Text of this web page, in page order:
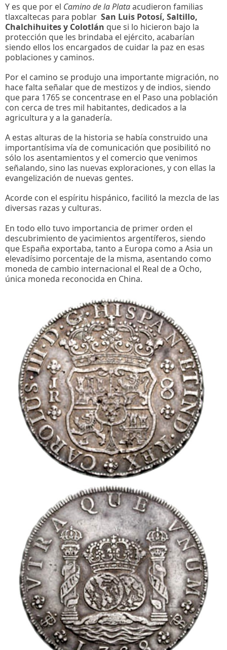
Y es que por el Camino de la Plataacudieron familias
tlaxcaltecas para poblar San Luis Potosí, Saltillo,
Chalchihuites y Colotlán que si lo hicieron bajo la
protección que les brindaba el ejército, acabarían
siendo ellos los encargados de cuidar la paz en esas
poblaciones y caminos.
Por el camino se produjo una importante migración, no
hace falta señalar que de mestizos y de indios, siendo
que para 1765 se concentrase en el Paso una población
con cerca de tres mil habitantes, dedicados a la
agricultura y a la ganadería.
A estas alturas de la historia se había construido una
importantísima vía de comunicación que posibilitó no
sólo los asentamientos y el comercio que venimos
señalando, sino las nuevas exploraciones, y con ellas la
evangelización de nuevas gentes.
Acorde con el espíritu hispánico, facilitó la mezcla de las
diversas razas y culturas.
En todo ello tuvo importancia de primer orden el
descubrimiento de yacimientos argentíferos, siendo
que España exportaba, tanto a Europa como a Asia un
elevadísimo porcentaje de la misma, asentando como
moneda de cambio internacional el Real de a Ocho,
única moneda reconocida en China.